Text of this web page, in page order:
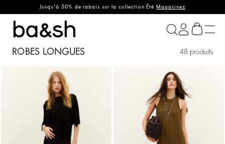
Jusqu'à 50% de rabais sur la collection Été Magasinez
ba&sh
ROBES LONGUES 48 produits